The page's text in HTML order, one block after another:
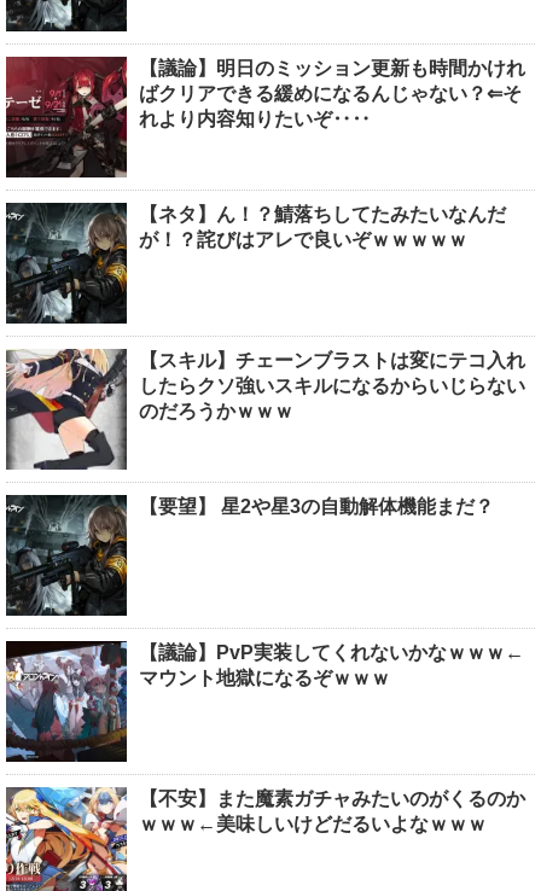
【議論】明日のミッション更新も時間かけれ
ばクリアできる緩めになるんじゃない？⇐そ
れより内容知りたいぞ‥‥
【ネタ】ん！？鯖落ちしてたみたいなんだ
が！？詫びはアレで良いぞｗｗｗｗｗ
【スキル】チェーンブラストは変にテコ入れ
したらクソ強いスキルになるからいじらない
のだろうかｗｗｗ
【要望】 星2や星3の自動解体機能まだ？
【議論】PvP実装してくれないかなｗｗｗ←
マウント地獄になるぞｗｗｗ
【不安】また魔素ガチャみたいのがくるのか
ｗｗｗ←美味しいけどだるいよなｗｗｗ